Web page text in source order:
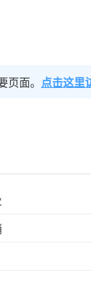
面。 点击这里